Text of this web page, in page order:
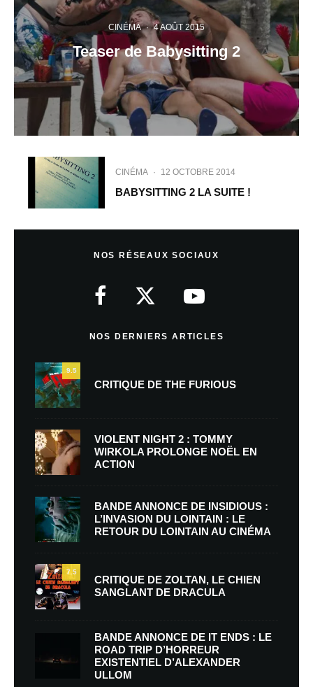
CINÉMA · 4 AOÛT 2015
Teaser de Babysitting 2
CINÉMA · 12 OCTOBRE 2014
BABYSITTING 2 LA SUITE !
NOS RÉSEAUX SOCIAUX
NOS DERNIERS ARTICLES
9.5
CRITIQUE DE THE FURIOUS
VIOLENT NIGHT 2 : TOMMY
WIRKOLA PROLONGE NOËL EN
ACTION
BANDE ANNONCE DE INSIDIOUS :
L’INVASION DU LOINTAIN : LE
RETOUR DU LOINTAIN AU CINÉMA
7.5
CRITIQUE DE ZOLTAN, LE CHIEN
SANGLANT DE DRACULA
BANDE ANNONCE DE IT ENDS : LE
ROAD TRIP D’HORREUR
EXISTENTIEL D’ALEXANDER
ULLOM